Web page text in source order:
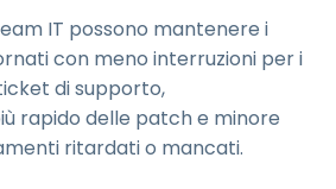
IT possono mantenere i
con meno interruzioni per i
di supporto,
rapido delle patch e minore
ritardati o mancati.